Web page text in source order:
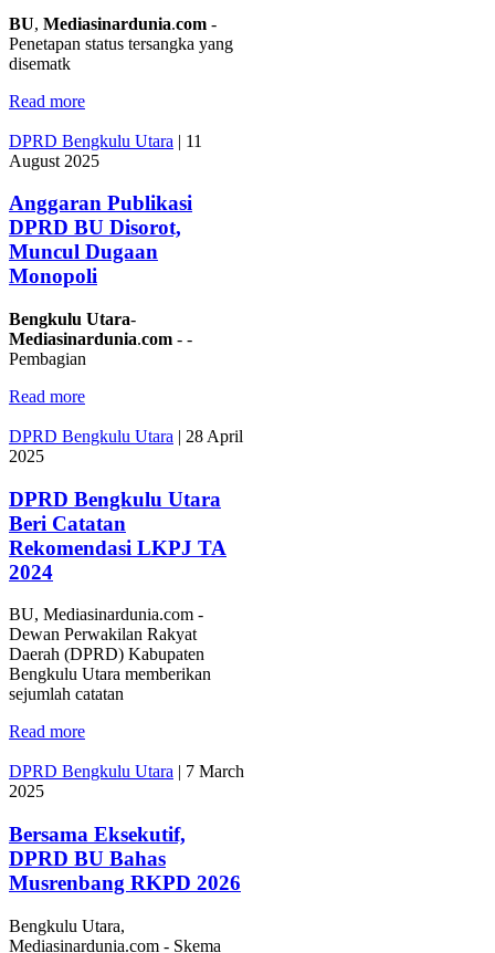
BU, Mediasinardunia.com -
Penetapan status tersangka yang
disematk
Read more
DPRD Bengkulu Utara | 11
August 2025
Anggaran Publikasi
DPRD BU Disorot,
Muncul Dugaan
Monopoli
Bengkulu Utara-
Mediasinardunia.com - -
Pembagian
Read more
DPRD Bengkulu Utara | 28 April
2025
DPRD Bengkulu Utara
Beri Catatan
Rekomendasi LKPJ TA
2024
BU, Mediasinardunia.com -
Dewan Perwakilan Rakyat
Daerah (DPRD) Kabupaten
Bengkulu Utara memberikan
sejumlah catatan
Read more
DPRD Bengkulu Utara | 7 March
2025
Bersama Eksekutif,
DPRD BU Bahas
Musrenbang RKPD 2026
Bengkulu Utara,
Mediasinardunia.com - Skema